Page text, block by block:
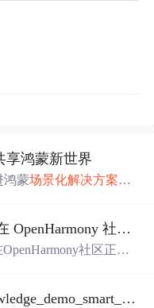
享鸿蒙新世界
鸿蒙场景化解决方案共
推动鸿蒙生态协同发
鸿蒙原生开源库 ViewPool 在 OpenHarmony 社区正式上线
社区正式
决方案 共建树立典范，【热门开源项目下载】knowledge_demo_smart_home